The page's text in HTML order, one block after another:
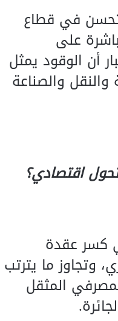
تحسن في قطاع
على
أن الوقود يمثل
والصناعة
اقتصادي؟
كسر عقدة
وتجاوز ما يترتب
المثقل